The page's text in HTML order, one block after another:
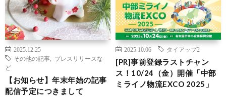
2025.12.25
その他の記事
プレスリリースな
ど
【お知らせ】年末年始の記事
配信予定につきまして
2025.10.06 タイアップ2
[PR]事前登録ラストチャン
ス！10/24（金）開催「中部
ミライノ物流EXCO 2025」